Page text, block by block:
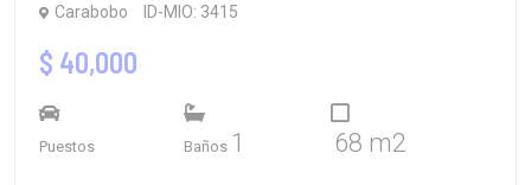
Carabobo ID-MIO: 3415
$ 40,000
Puestos Baños 1 68 m2